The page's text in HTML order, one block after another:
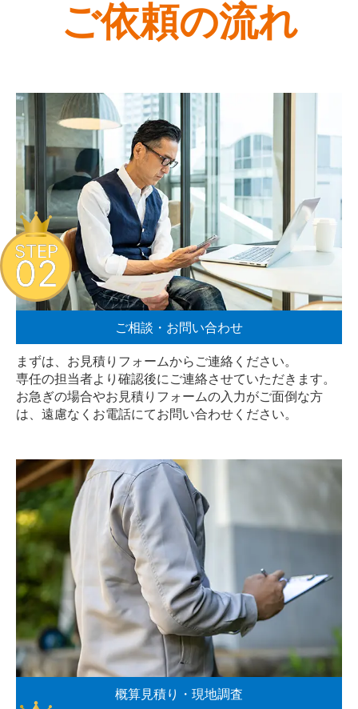
ご依頼の流れ
ご相談・お問い合わせ
まずは、お見積りフォームからご連絡ください。
専任の担当者より確認後にご連絡させていただきます。
お急ぎの場合やお見積りフォームの入力がご面倒な方
は、遠慮なく お電話にてお問い合わせください。
STEP
02
概算見積り・現地調査